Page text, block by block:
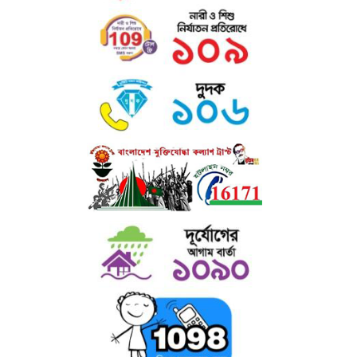
এতে শিক্ষার্থীদের সহপাঠক্রমিক শিক্ষা উপকরণ, চলমান পত্র-পত্রিকা, সাময়িকী,
গেইম ও বিনোদনের সু-ব্যবস্থা আছে।
গ) রোভার স্কাউট ও রেঞ্জার গাইড : কলেজে ছাত্রদের জন্য রোভার স্কাউট এবং
ছাত্রীদের জন্য রেঞ্জার গাইড প্রোগ্রাম চালু আছে। এসব প্রোগ্রামে দুইজন প্রশিক্ষণপ্রাপ্ত
শিক্ষক দায়িত্বরত আছেন।
ঘ) উপবৃত্তি ঃ কলেজের উল্লেখযোগ্য সংখ্যক ছাত্র-ছাত্রীদের আর্থিক অবস্থা, মেধা,
পাঠোন্নতি, সদাচার ইত্যাদি বিবেচনা করে উপবৃত্তি প্রদান করা হয় ।
ঙ) মাল্টিমিডিয়া ক্লাসরুম : অত্যাধুনিক মাল্টিমিডিয়া ক্লাসরুমের মাধ্যমে কলেজে
কন্টেইনসহ শ্রেণি পাঠক্রমের প্রতি শিক্ষার্থীদের অধিকতর মনোযোগ আকৃষ্ট
চ) শেখ রাসেল ডিজিটাল ল্যাব : কলেজে স্থাপিত শেখ রাসেল ডিজিটাল ল্যাব-এ বিপুল
সংখ্যক ল্যাপটপ, প্রজেক্টর ও অন্যান্য ইলেকট্রনিক সরঞ্জামের মাধ্যমে ভর্তিকৃত শিক্ষার্থী
ছাড়াও এলাকার আগ্রহী জনগণের জন্য কম্পিউটারসহ সব ধরণের উন্নত ডিভাইস
প্রশিক্ষণের ব্যবস্থা আছে।
ছ) প্রতিবন্ধী সহায়তা ঃ প্রতিবন্ধী শিক্ষার্থীদের জন্য উচ্চ মাধ্যমিক, স্নাতক (পাস) ও
অনার্স পর্যায়ে বিনাবেতনে অধ্যয়নের সু-ব্যবস্থা আছে। তাছাড়া প্রতিবন্ধী শিক্ষার্থীদের
উপবৃত্তি - প্রদানসহ বিনামূল্যে শিক্ষা উপকরণ সরবরাহ করা হয়।